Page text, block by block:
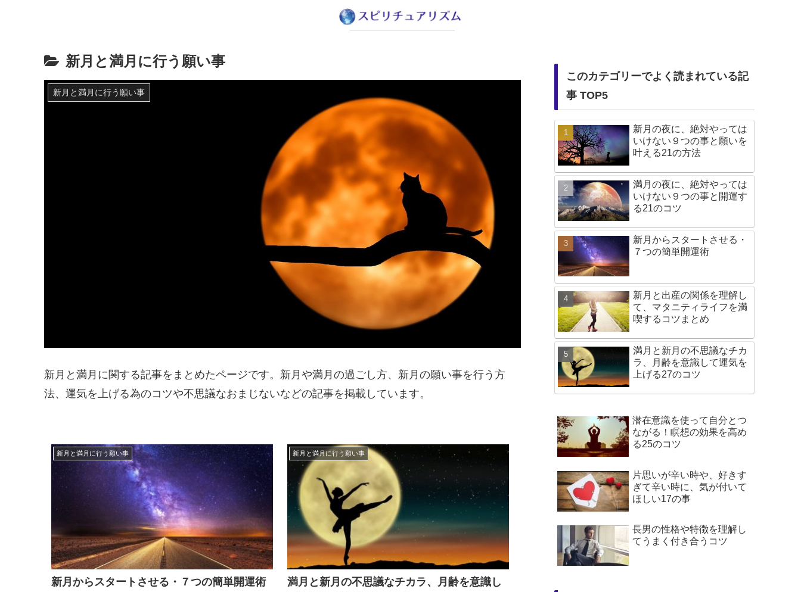
新月と満月に行う願い事
新月と満月に行う願い事
新月と満月に関する記事をまとめたページです。新月や満月の過ごし方、新月の願い事を行う方
法、運気を上げる為のコツや不思議なおまじないなどの記事を掲載しています。
新月と満月に行う願い事
新月からスタートさせる・７つの簡単開運術
新月と満月に行う願い事
満月と新月の不思議なチカラ、月齢を意識し
このカテゴリーでよく読まれている記
事 TOP5
新月の夜に、絶対やっては
いけない９つの事と願いを
叶える21の方法
満月の夜に、絶対やっては
いけない９つの事と開運す
る21のコツ
新月からスタートさせる・
７つの簡単開運術
新月と出産の関係を理解し
て、マタニティライフを満
喫するコツまとめ
満月と新月の不思議なチカ
ラ、月齢を意識して運気を
上げる27のコツ
潜在意識を使って自分とつ
ながる！瞑想の効果を高め
る25のコツ
片思いが辛い時や、好きす
ぎて辛い時に、気が付いて
ほしい17の事
長男の性格や特徴を理解し
てうまく付き合うコツ